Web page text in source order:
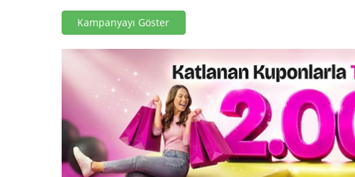
Kampanyayı Göster